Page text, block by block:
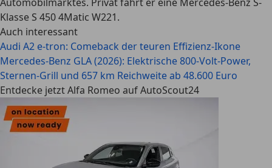
Klasse S 450 4Matic W221.
Auch interessant
Audi A2 e-tron: Comeback der teuren Effizienz-Ikone
Mercedes-Benz GLA (2026): Elektrische 800-Volt-Power,
Sternen-Grill und 657 km Reichweite ab 48.600 Euro
Entdecke jetzt Alfa Romeo auf AutoScout24